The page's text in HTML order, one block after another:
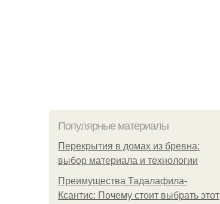
Популярные материалы
Перекрытия в домах из бревна:
выбор материала и технологии
Преимущества Тадалафила-
Ксантис: Почему стоит выбрать этот